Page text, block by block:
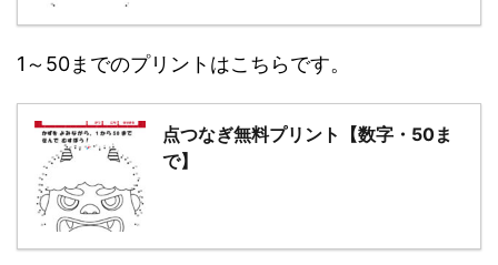
1～50までのプリントはこちらです。
点つなぎ無料プリント【数字・50ま
で】